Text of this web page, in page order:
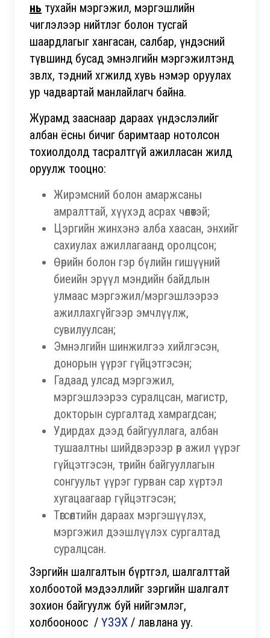
нь тухайн мэргэжил, мэргэшлийн
чиглэлээр нийтлэг болон тусгай
шаардлагыг хангасан, салбар, үндэсний
түвшинд бусад эмнэлгийн мэргэжилтэнд
зөвлөх, тэдний хөгжилд хувь нэмэр оруулах
ур чадвартай манлайлагч байна.
Журамд зааснаар дараах үндэслэлийг
албан ёсны бичиг баримтаар нотолсон
тохиолдолд тасралтгүй ажилласан жилд
оруулж тооцно:
Жирэмсний болон амаржсаны
амралттай, хүүхэд асрах чөлөөтэй;
Цэргийн жинхэнэ алба хаасан, энхийг
сахиулах ажиллагаанд оролцсон;
Өөрийн болон гэр бүлийн гишүүний
биеийн эрүүл мэндийн байдлын
улмаас мэргэжил/мэргэшлээрээ
ажиллахгүйгээр эмчлүүлж,
сувилуулсан;
Эмнэлгийн шинжилгээ хийлгэсэн,
донорын үүрэг гүйцэтгэсэн;
Гадаад улсад мэргэжил,
мэргэшлээрээ суралцсан, магистр,
докторын сургалтад хамрагдсан;
Удирдах дээд байгууллага, албан
тушаалтны шийдвэрээр өөр ажил үүрэг
гүйцэтгэсэн, төрийн байгууллагын
сонгуульт үүрэг гурван сар хүртэл
хугацаагаар гүйцэтгэсэн;
Төгсөлтийн дараах мэргэшүүлэх,
мэргэжил дээшлүүлэх сургалтад
суралцсан.
Зэргийн шалгалтын бүртгэл, шалгалттай
холбоотой мэдээллийг зэргийн шалгалт
зохион байгуулж буй нийгэмлэг,
холбооноос / ҮЗЭХ / лавлана уу.